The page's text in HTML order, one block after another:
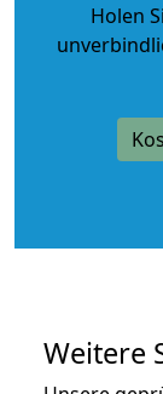
Holen
Weitere